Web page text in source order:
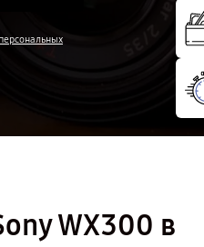
персональных
WX300 в